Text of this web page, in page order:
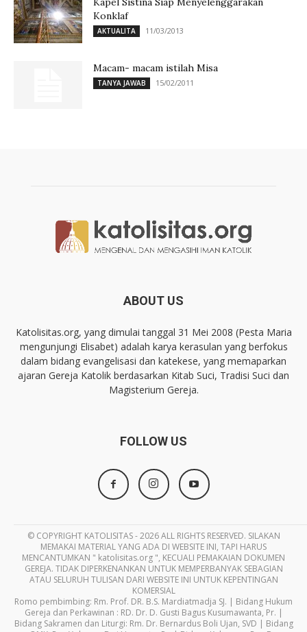
Konklaf
AKTUALITA 11/03/2013
Macam- macam istilah Misa
TANYA JAWAB 15/02/2011
ABOUT US
Katolisitas.org, yang dimulai tanggal 31 Mei 2008 (Pesta Maria
mengunjungi Elisabet) adalah karya kerasulan yang berfokus
dalam bidang evangelisasi dan katekese, yang memaparkan
ajaran Gereja Katolik berdasarkan Kitab Suci, Tradisi Suci dan
Magisterium Gereja.
FOLLOW US
© COPYRIGHT KATOLISITAS - 2026 ALL RIGHTS RESERVED. SILAKAN
MEMAKAI MATERIAL YANG ADA DI WEBSITE INI, TAPI HARUS
MENCANTUMKAN " katolisitas.org ", KECUALI PEMAKAIAN DOKUMEN
GEREJA. TIDAK DIPERKENANKAN UNTUK MEMPERBANYAK SEBAGIAN
ATAU SELURUH TULISAN DARI WEBSITE INI UNTUK KEPENTINGAN
KOMERSIAL
Romo pembimbing: Rm. Prof. DR. B.S. Mardiatmadja SJ. | Bidang Hukum
Gereja dan Perkawinan : RD. Dr. D. Gusti Bagus Kusumawanta, Pr. |
Bidang Sakramen dan Liturgi: Rm. Dr. Bernardus Boli Ujan, SVD | Bidang